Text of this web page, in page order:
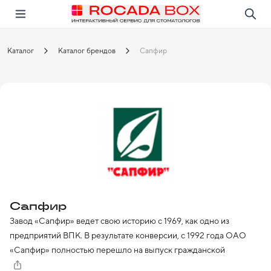
Открыть в приложении!
Каталог Каталог брендов Сапфир
Сапфир
Завод «Сапфир» ведет свою историю с 1969, как одно из
предприятий ВПК. В результате конверсии, с 1992 года ОАО
«Сапфир» полностью перешло на выпуск гражданской
продукции. На сегодняшний день основным видом продукции,